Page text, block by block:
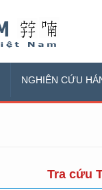
NGHIÊN CỨU
Tra cứu